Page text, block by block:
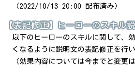
（2022/10/13 20:00 配布済み）
【表記修正】ヒーローのスキル
以下のヒーローのスキルに関して、
くなるように説明文の表記修正を行い
（効果内容については今までと変更